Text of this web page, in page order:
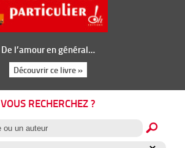
De l’amour en général…
Découvrir ce livre »
VOUS RECHERCHEZ ?